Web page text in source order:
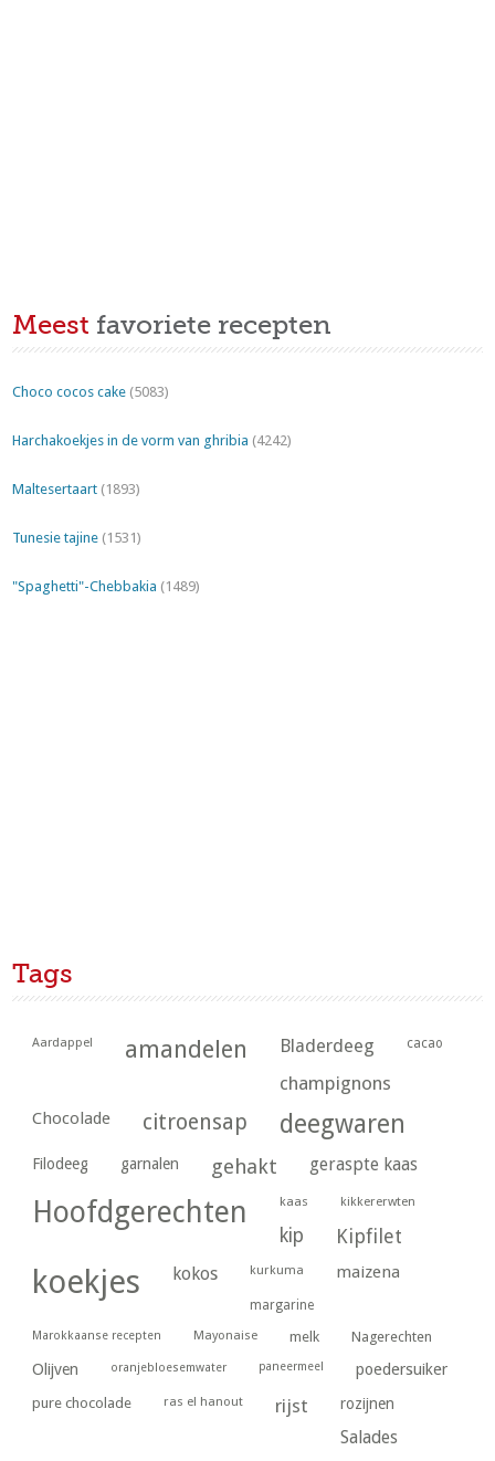
Meest favoriete recepten
Choco cocos cake (5083)
Harchakoekjes in de vorm van ghribia (4242)
Maltesertaart (1893)
Tunesie tajine (1531)
"Spaghetti"-Chebbakia (1489)
Tags
Aardappel amandelen Bladerdeeg cacao
champignons
Chocolade citroensap deegwaren
Filodeeg garnalen gehakt geraspte kaas
Hoofdgerechten kaas kikkererwten
kip Kipfilet
koekjes kokos kurkuma maizena
margarine
Marokkaanse recepten Mayonaise melk Nagerechten
Olijven oranjebloesemwater paneermeel poedersuiker
pure chocolade ras el hanout rijst rozijnen
Salades